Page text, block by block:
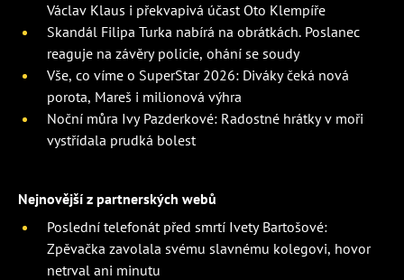
Václav Klaus i překvapivá účast Oto Klempíře
Skandál Filipa Turka nabírá na obrátkách. Poslanec
reaguje na závěry policie, ohání se soudy
Vše, co víme o SuperStar 2026: Diváky čeká nová
porota, Mareš i milionová výhra
Noční můra Ivy Pazderkové: Radostné hrátky v moři
vystřídala prudká bolest
Nejnovější z partnerských webů
Poslední telefonát před smrtí Ivety Bartošové:
Zpěvačka zavolala svému slavnému kolegovi, hovor
netrval ani minutu